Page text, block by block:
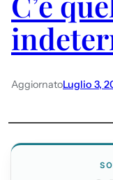
AggiornatoLuglio 3,